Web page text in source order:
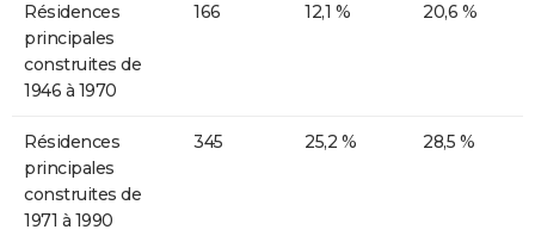
Résidences
principales
construites de
1946 à 1970
166 12,1 % 20,6 %
Résidences
principales
construites de
1971 à 1990
345 25,2 % 28,5 %